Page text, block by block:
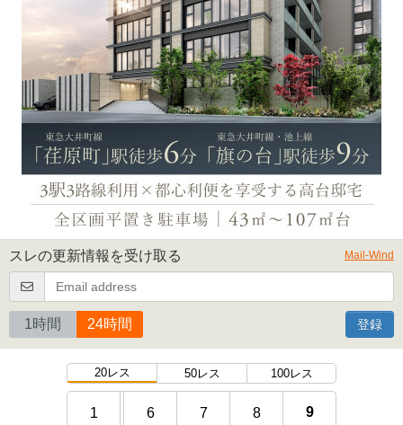
スレの更新情報を受け取る Mail-Wind
1時間 24時間 登録
20レス 50レス 100レス
1 6 7 8 9